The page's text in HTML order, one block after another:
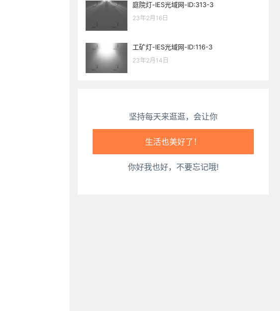
庭院灯-IES光域网-ID:313-3
23年2月16日
工矿灯-IES光域网-ID:116-3
23年2月14日
坚持每天来逛逛，会让你
生活也美好了！
走路也有劲了！
腰也不酸了！
工作也轻松了！
你好我也好，不要忘记哦!